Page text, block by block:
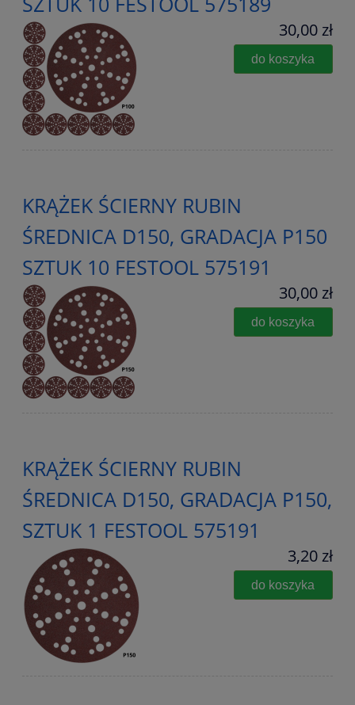
30,00 zł
do koszyka
KRĄŻEK ŚCIERNY RUBIN
ŚREDNICA D150, GRADACJA P150
SZTUK 10 FESTOOL 575191
30,00 zł
do koszyka
KRĄŻEK ŚCIERNY RUBIN
ŚREDNICA D150, GRADACJA P150,
SZTUK 1 FESTOOL 575191
3,20 zł
do koszyka